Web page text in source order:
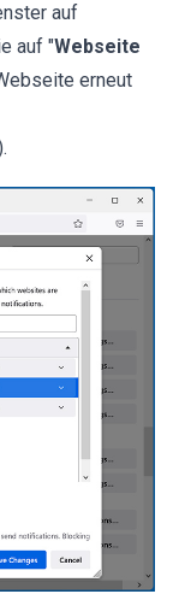
auf
auf "Webseite
erneut